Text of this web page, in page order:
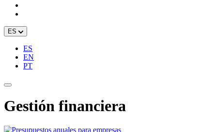
ES
ES
EN
PT
Gestión financiera